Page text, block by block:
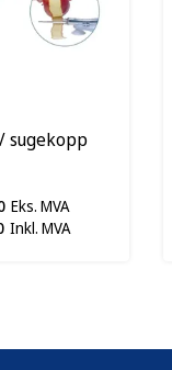
sugekopp
Eks. MVA
Inkl. MVA